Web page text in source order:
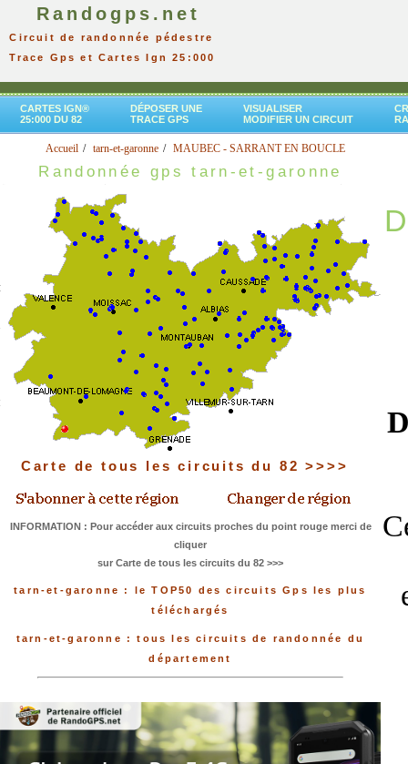
Randogps.net
Circuit de randonnée pédestre
Trace Gps et Cartes Ign 25:000
CARTES IGN®
25:000 DU 82
DÉPOSER UNE
TRACE GPS
VISUALISER
MODIFIER UN CIRCUIT
Accueil tarn-et-garonne MAUBEC - SARRANT EN BOUCLE
Randonnée gps tarn-et-garonne
Carte de tous les circuits du 82 >>>>
INFORMATION : Pour accéder aux circuits proches du point rouge merci de
cliquer
sur Carte de tous les circuits du 82 >>>
tarn-et-garonne : le TOP50 des circuits Gps les plus
téléchargés
tarn-et-garonne : tous les circuits de randonnée du
département